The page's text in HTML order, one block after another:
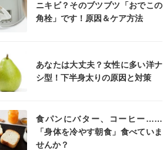
ニキビ？そのブツブツ「おでこの
角栓」です！原因＆ケア方法
あなたは大丈夫？女性に多い洋ナ
シ型！下半身太りの原因と対策
食パンにバター、コーヒー……
「身体を冷やす朝食」食べていま
せんか？